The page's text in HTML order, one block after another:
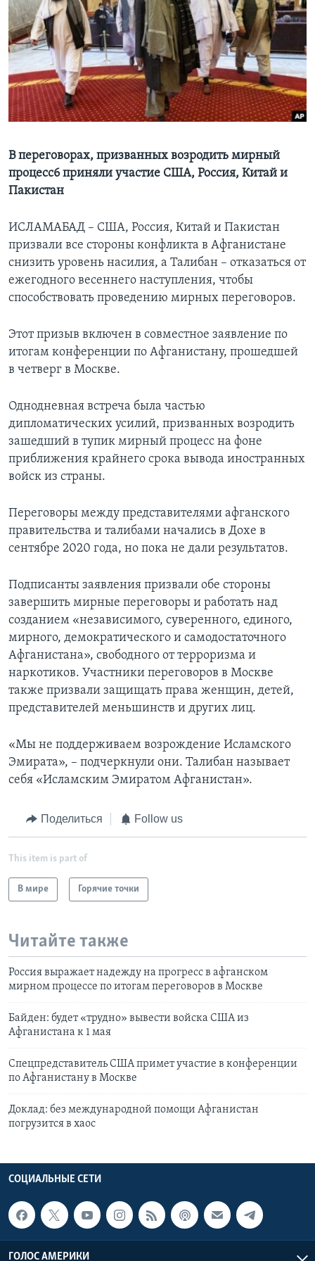
Learning English
СОЦИАЛЬНЫЕ СЕТИ
В переговорах, призванных возродить мирный
процесс6 приняли участие США, Россия, Китай и
Пакистан
ИСЛАМАБАД – США, Россия, Китай и Пакистан
призвали все стороны конфликта в Афганистане
снизить уровень насилия, а Талибан – отказаться от
ежегодного весеннего наступления, чтобы
способствовать проведению мирных переговоров.
Этот призыв включен в совместное заявление по
итогам конференции по Афганистану, прошедшей
в четверг в Москве.
Однодневная встреча была частью
дипломатических усилий, призванных возродить
зашедший в тупик мирный процесс на фоне
приближения крайнего срока вывода иностранных
войск из страны.
Переговоры между представителями афганского
правительства и талибами начались в Дохе в
сентябре 2020 года, но пока не дали результатов.
Подписанты заявления призвали обе стороны
завершить мирные переговоры и работать над
созданием «независимого, суверенного, единого,
мирного, демократического и самодостаточного
Афганистана», свободного от терроризма и
наркотиков. Участники переговоров в Москве
также призвали защищать права женщин, детей,
представителей меньшинств и других лиц.
«Мы не поддерживаем возрождение Исламского
Эмирата», – подчеркнули они. Талибан называет
себя «Исламским Эмиратом Афганистан».
Поделиться Follow us
This item is part of
В мире Горячие точки
Читайте также
Россия выражает надежду на прогресс в афганском
мирном процессе по итогам переговоров в Москве
Байден: будет «трудно» вывести войска США из
Афганистана к 1 мая
Спецпредставитель США примет участие в конференции
по Афганистану в Москве
Доклад: без международной помощи Афганистан
погрузится в хаос
СОЦИАЛЬНЫЕ СЕТИ
ГОЛОС АМЕРИКИ